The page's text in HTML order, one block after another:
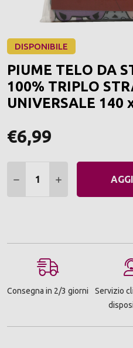
DISPONIBILE
PIUME TELO DA
100% TRIPLO
UNIVERSALE 140
€6,99
DIMINUIRE QUANTITÀ:
AUMENTARE
Consegna in 2/3 giorni
Servizio